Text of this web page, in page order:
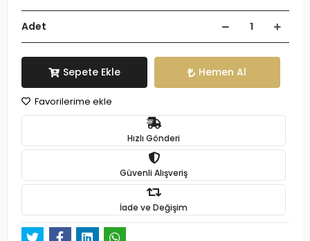
Adet
Sepete Ekle Hemen Al
Favorilerime ekle
Hızlı Gönderi
Güvenli Alışveriş
İade ve Değişim